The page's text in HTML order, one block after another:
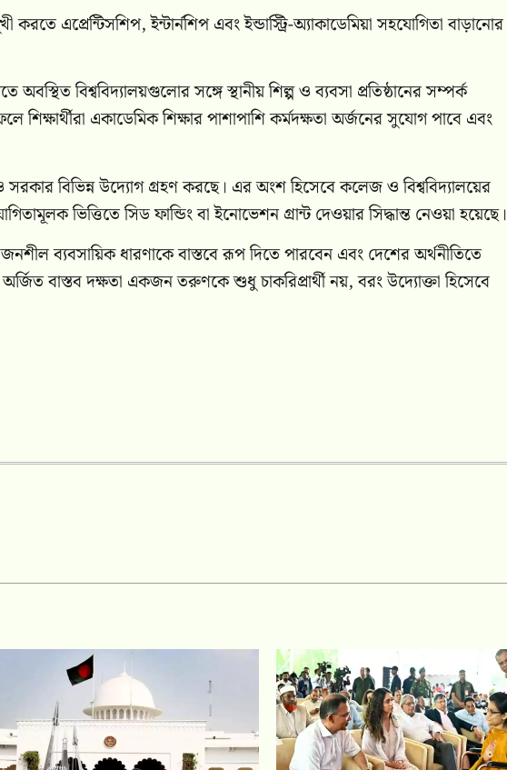
এপ্রেন্টিসশিপ, ইন্টার্নশিপ এবং ইন্ডাস্ট্রি-অ্যাকাডেমিয়া সহযোগিতা বাড়ানোর
বিশ্ববিদ্যালয়গুলোর সঙ্গে স্থানীয় শিল্প ও ব্যবসা প্রতিষ্ঠানের সম্পর্ক
শিক্ষার্থীরা একাডেমিক শিক্ষার পাশাপাশি কর্মদক্ষতা অর্জনের সুযোগ পাবে এবং
বিভিন্ন উদ্যোগ গ্রহণ করছে। এর অংশ হিসেবে কলেজ ও বিশ্ববিদ্যালয়ের
ভিত্তিতে সিড ফান্ডিং বা ইনোভেশন গ্রান্ট দেওয়ার সিদ্ধান্ত নেওয়া হয়েছে।
ব্যবসায়িক ধারণাকে বাস্তবে রূপ দিতে পারবেন এবং দেশের অর্থনীতিতে
বাস্তব দক্ষতা একজন তরুণকে শুধু চাকরিপ্রার্থী নয়, বরং উদ্যোক্তা হিসেবে